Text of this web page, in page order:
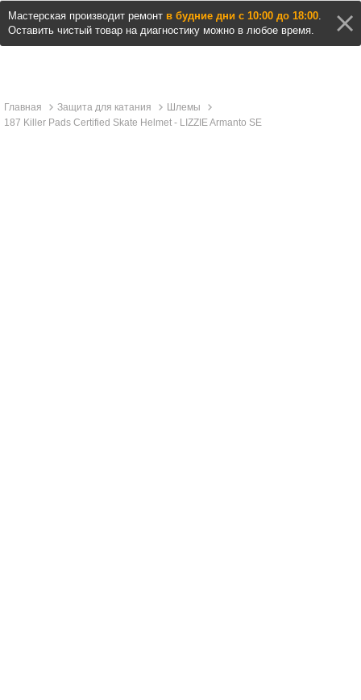
Мастерская производит ремонт в будние дни с 10:00 до 18:00.
Оставить чистый товар на диагностику можно в любое время.
Главная Защита для катания
Шлемы
187 Killer Pads Certified Skate Helmet - LIZZIE Armanto SE